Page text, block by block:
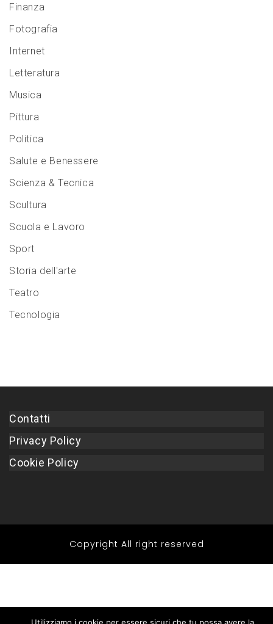
Finanza
Fotografia
Internet
Letteratura
Musica
Pittura
Politica
Salute e Benessere
Scienza & Tecnica
Scultura
Scuola e Lavoro
Sport
Storia dell'arte
Teatro
Tecnologia
Contatti
Privacy Policy
Cookie Policy
Copyright All right reserved